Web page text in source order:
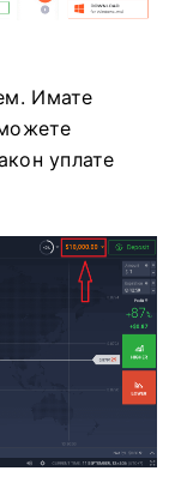
Имате
уплате